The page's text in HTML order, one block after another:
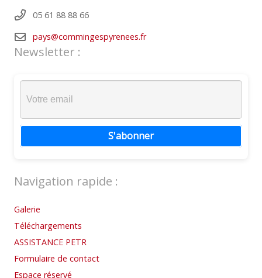
05 61 88 88 66
pays@commingespyrenees.fr
Newsletter :
S'abonner
Navigation rapide :
Galerie
Téléchargements
ASSISTANCE PETR
Formulaire de contact
Espace réservé